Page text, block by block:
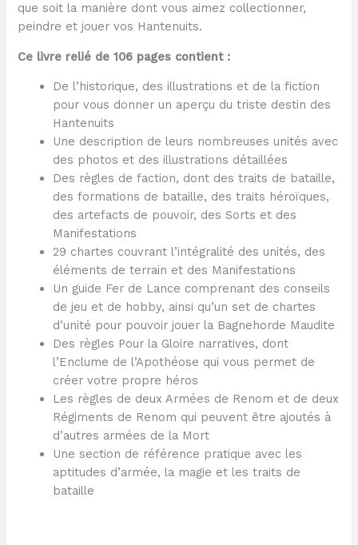
que soit la manière dont vous aimez collectionner,
peindre et jouer vos Hantenuits.
Ce livre relié de 106 pages contient :
De l’historique, des illustrations et de la fiction
pour vous donner un aperçu du triste destin des
Hantenuits
Une description de leurs nombreuses unités avec
des photos et des illustrations détaillées
Des règles de faction, dont des traits de bataille,
des formations de bataille, des traits héroïques,
des artefacts de pouvoir, des Sorts et des
Manifestations
29 chartes couvrant l’intégralité des unités, des
éléments de terrain et des Manifestations
Un guide Fer de Lance comprenant des conseils
de jeu et de hobby, ainsi qu’un set de chartes
d’unité pour pouvoir jouer la Bagnehorde Maudite
Des règles Pour la Gloire narratives, dont
l’Enclume de l’Apothéose qui vous permet de
créer votre propre héros
Les règles de deux Armées de Renom et de deux
Régiments de Renom qui peuvent être ajoutés à
d’autres armées de la Mort
Une section de référence pratique avec les
aptitudes d’armée, la magie et les traits de
bataille